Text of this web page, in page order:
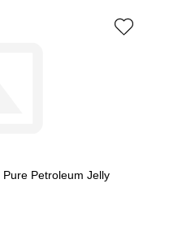
Petroleum Jelly